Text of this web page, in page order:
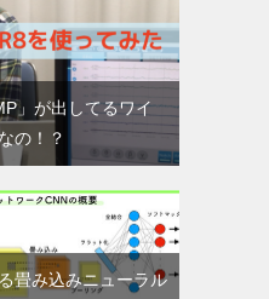
」が出してるワイ
の！？
畳み込みニューラル